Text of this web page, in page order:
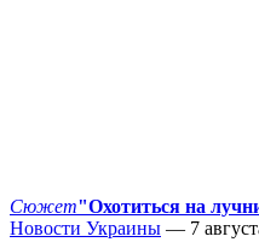
Сюжет"Охотиться на
Новости Украины — 7